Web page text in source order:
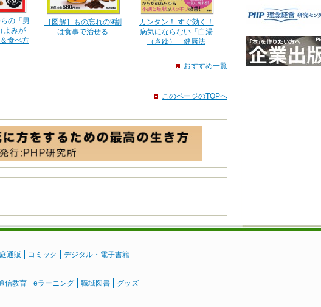
の「男
よみが
食べ方
［図解］もの忘れの9割
は食事で治せる
カンタン！ すぐ効く！
病気にならない「白湯
（さゆ）」健康法
おすすめ一覧
このページのTOPへ
通販 コミック デジタル・電子書籍
信教育 eラーニング 職域図書 グッズ